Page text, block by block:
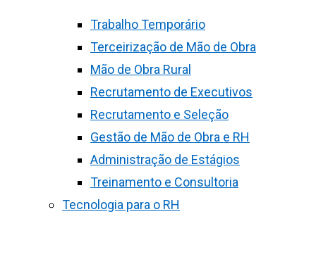
Trabalho Temporário
Terceirização de Mão de Obra
Mão de Obra Rural
Recrutamento de Executivos
Recrutamento e Seleção
Gestão de Mão de Obra e RH
Administração de Estágios
Treinamento e Consultoria
Tecnologia para o RH